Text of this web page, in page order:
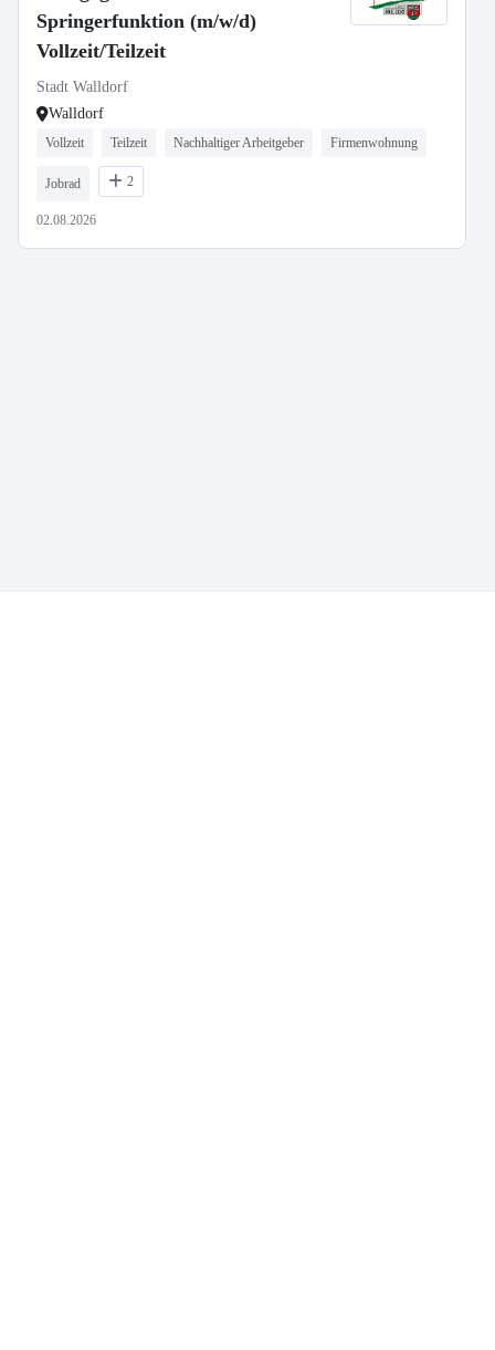
Springerfunktion (m/w/d)
Vollzeit/Teilzeit
Stadt Walldorf
Walldorf
Vollzeit Teilzeit Nachhaltiger Arbeitgeber Firmenwohnung
Jobrad 2
02.08.2026